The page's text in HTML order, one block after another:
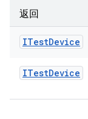
返回
ITestDevice
ITestDevice